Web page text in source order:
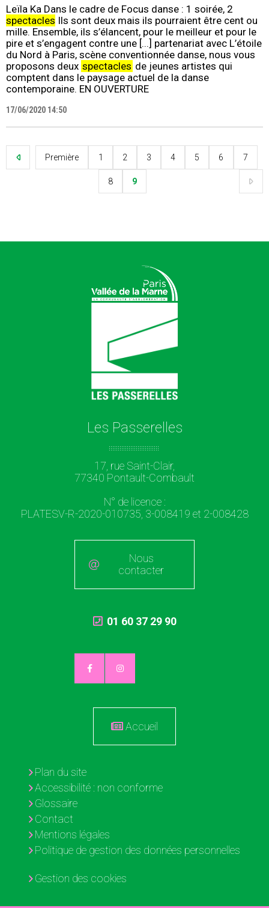
Leïla Ka Dans le cadre de Focus danse : 1 soirée, 2
spectacles Ils sont deux mais ils pourraient être cent ou
mille. Ensemble, ils s’élancent, pour le meilleur et pour le
pire et s’engagent contre une [...] partenariat avec L’étoile
du Nord à Paris, scène conventionnée danse, nous vous
proposons deux spectacles de jeunes artistes qui
comptent dans le paysage actuel de la danse
contemporaine. EN OUVERTURE
17/06/2020 14:50
Première 1 2 3 4 5 6 7
8 9
Les Passerelles
17, rue Saint-Clair,
77340 Pontault-Combault
N° de licence :
PLATESV-R-2020-010735, 3-008419 et 2-008428
Nous
contacter
01 60 37 29 90
Accueil
Plan du site
Accessibilité : non conforme
Glossaire
Contact
Mentions légales
Politique de gestion des données personnelles
Gestion des cookies